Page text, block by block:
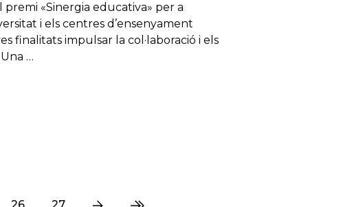
premi «Sinergia educativa» per a
i els centres d’ensenyament
finalitats impulsar la col·laboració i els
…